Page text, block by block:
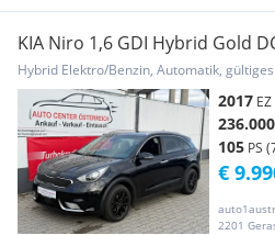
KIA Niro 1,6 GDI Hybrid Gold
Hybrid Elektro/Benzin, Automatik,
2017 EZ
236.000
105 PS
2201
€